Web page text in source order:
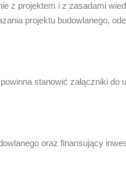
z projektem i z zasadami
projektu budowlanego,
stanowić załączniki do
oraz finansujący